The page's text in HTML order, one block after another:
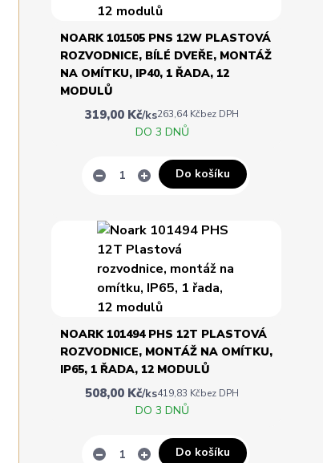
NOARK 101505 PNS 12W PLASTOVÁ
ROZVODNICE, BÍLÉ DVEŘE, MONTÁŽ
NA OMÍTKU, IP40, 1 ŘADA, 12
MODULŮ
319,00 Kč/ks263,64 Kčbez DPH
DO 3 DNŮ
Do košíku
NOARK 101494 PHS 12T PLASTOVÁ
ROZVODNICE, MONTÁŽ NA OMÍTKU,
IP65, 1 ŘADA, 12 MODULŮ
508,00 Kč/ks419,83 Kčbez DPH
DO 3 DNŮ
Do košíku